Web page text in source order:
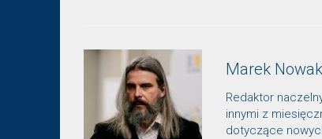
Marek Nowak
Redaktor
innymi z
dotyczące